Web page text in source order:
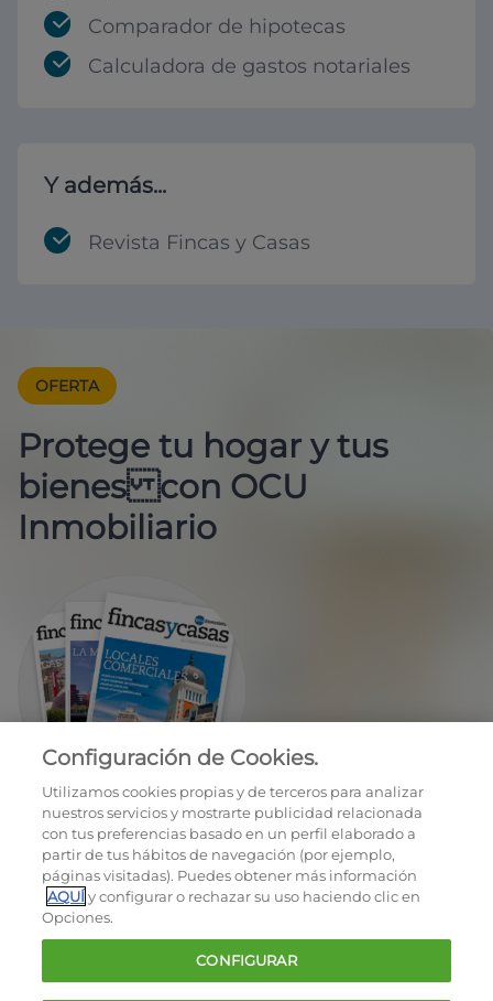
Comparador de hipotecas
Calculadora de gastos notariales
Y además...
Revista Fincas y Casas
OFERTA
Protege tu hogar y tus
bienes con OCU
Inmobiliario
EN REGALO LA REVISTA BIMESTRAL
OCU © 2026
Cookies
Configuración de Cookies.
Utilizamos cookies propias y de terceros para analizar
nuestros servicios y mostrarte publicidad relacionada
con tus preferencias basado en un perfil elaborado a
partir de tus hábitos de navegación (por ejemplo,
páginas visitadas). Puedes obtener más información
AQUÍy configurar o rechazar su uso haciendo clic en
Opciones.
CONFIGURAR